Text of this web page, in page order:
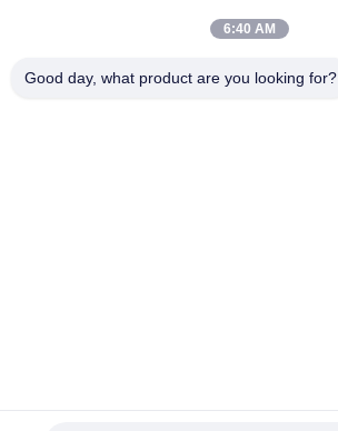
Bad Request
6:40 AM
Good day, what product are you looking for?